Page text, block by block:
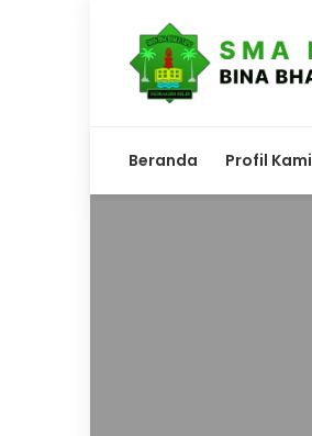
Beranda Profil Kami